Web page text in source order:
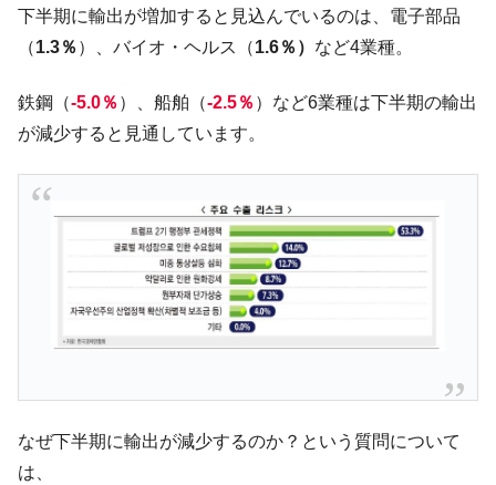
『Money1』
在韓米国大使スティールが着韓！⇒ さっそ
く空港に詰めかけ「出て行け！」「極右勢力」のプラカー
『Money1』
韓国政府「2035年までに18.4GW規模のAIデ
ータセンター整備」⇒ だから無理だってば。
『Money1』
JPモルガン「韓国レバレッジETFの清算は
ほぼ終わった」
韓国『国民年金公団』株価暴落で200兆蒸
韓国政府「ニセＫ-ブランドを通報しようキ
ャンペーン」⇒ あの名物教授も登場！
韓国「橋が落ちました」⇒ 耐久性「なさす
営業利益80.2％も減少
『Money1』
下半期に輸出が増加すると見込んでいるのは、電子部品
（1.3％ ）、バイオ・ヘルス（1.6％） など4業種。
鉄鋼（-5.0％ ）、船舶（-2.5％ ）など6業種は下半期の輸出
が減少すると見通しています。
なぜ下半期に輸出が減少するのか？という質問について
は、